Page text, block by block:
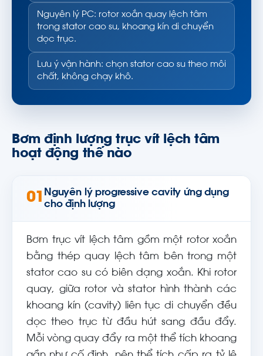
Nguyên lý PC: rotor xoắn quay lệch tâm
trong stator cao su, khoang kín di chuyển
dọc trục.
Lưu ý vận hành: chọn stator cao su theo môi
chất, không chạy khô.
Bơm định lượng trục vít lệch tâm
hoạt động thế nào
01 Nguyên lý progressive cavity ứng dụng
cho định lượng
Bơm trục vít lệch tâm gồm một rotor xoắn
bằng thép quay lệch tâm bên trong một
stator cao su có biên dạng xoắn. Khi rotor
quay, giữa rotor và stator hình thành các
khoang kín (cavity) liên tục di chuyển đều
dọc theo trục từ đầu hút sang đầu đẩy.
Mỗi vòng quay đẩy ra một thể tích khoang